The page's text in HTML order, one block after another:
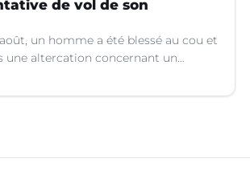
de vol de son
un homme a été blessé au cou et
une altercation concernant un
à Montpellier (Hérault).